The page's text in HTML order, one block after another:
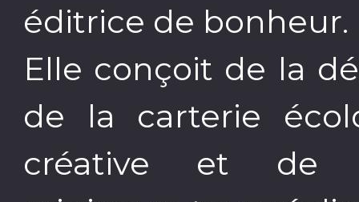
éditrice de bonheur.
Elle conçoit de la
de la carterie
créative et de